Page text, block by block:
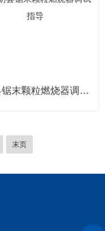
湘阴县锯末颗粒燃烧器调试指导
末页